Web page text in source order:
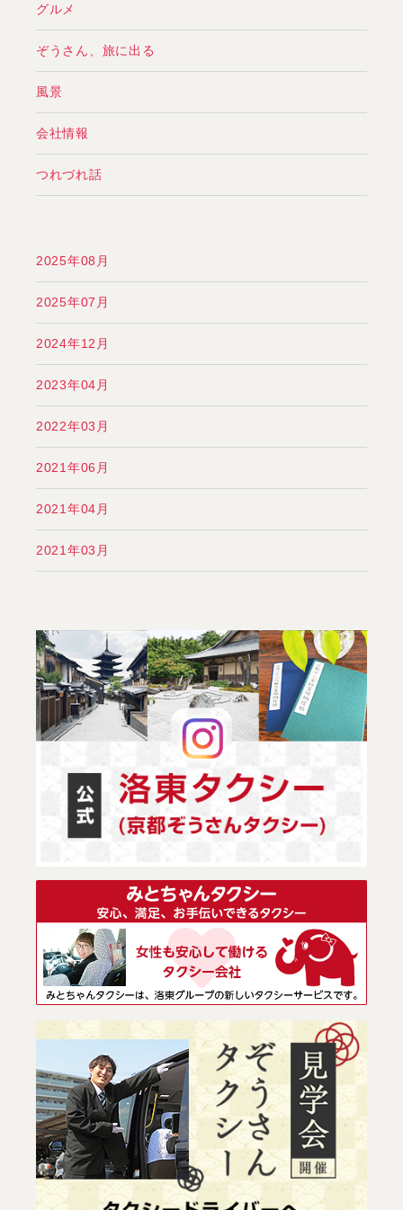
グルメ
ぞうさん、旅に出る
風景
会社情報
つれづれ話
2025年08月
2025年07月
2024年12月
2023年04月
2022年03月
2021年06月
2021年04月
2021年03月